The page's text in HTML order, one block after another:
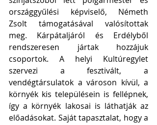
országgyűlési képviselő, Németh
Zsolt támogatásával valósítottak
meg. Kárpátaljáról és Erdélyből
rendszeresen jártak hozzájuk
csoportok. A helyi Kultúregylet
szervezi a fesztivált, a
vendégtársulatok a városon kívül, a
környék kis településein is fellépnek,
így a környék lakosai is láthatják az
előadásokat. Saját tapasztalat, hogy a